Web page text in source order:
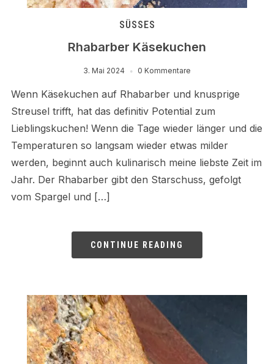
SÜSSES
Rhabarber Käsekuchen
3. Mai 2024 0 Kommentare
Wenn Käsekuchen auf Rhabarber und knusprige
Streusel trifft, hat das definitiv Potential zum
Lieblingskuchen! Wenn die Tage wieder länger und die
Temperaturen so langsam wieder etwas milder
werden, beginnt auch kulinarisch meine liebste Zeit im
Jahr. Der Rhabarber gibt den Starschuss, gefolgt
vom Spargel und […]
CONTINUE READING